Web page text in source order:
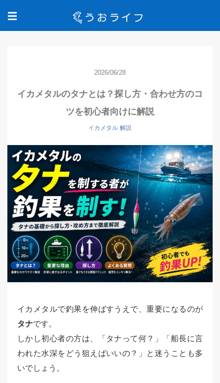
☰
2026/06/28
イカメタルのタナとは？探し方・合わせ方のコ
ツを初心者向けに解説
イカメタル 解説
イカメタルで釣果を伸ばすうえで、重要になるのが
タナです。
しかし初心者の方は、「タナって何？」「船長に言
われた水深をどう狙えばいいの？」と迷うことも多
いでしょう。